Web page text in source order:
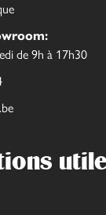
de 9h à 17h30